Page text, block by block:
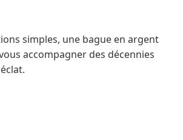
simples, une bague en argent
accompagner des décennies